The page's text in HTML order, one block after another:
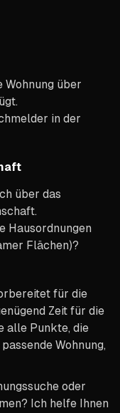
Wohnung über
in der
über das
Hausordnungen
Flächen)?
für die
Zeit für die
alle Punkte, die
Wohnung,
oder
Ich helfe Ihnen